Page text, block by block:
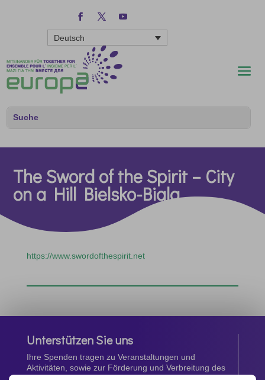
Deutsch
The Sword of the Spirit – City
on a Hill Bielsko-Biala
https://www.swordofthespirit.net
Unterstützen Sie uns
Ihre Spenden tragen zu Veranstaltungen und
Aktivitäten, sowie zur Förderung und Verbreitung des